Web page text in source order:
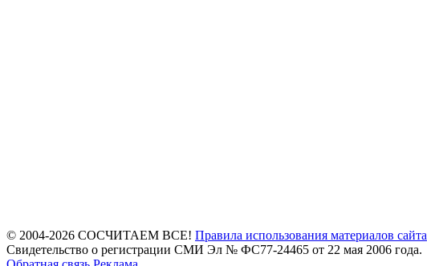
© 2004-2026 СОСЧИТАЕМ ВСЕ! Правила использования материалов сайта
Свидетельство о регистрации СМИ Эл № ФС77-24465 от 22 мая 2006 года.